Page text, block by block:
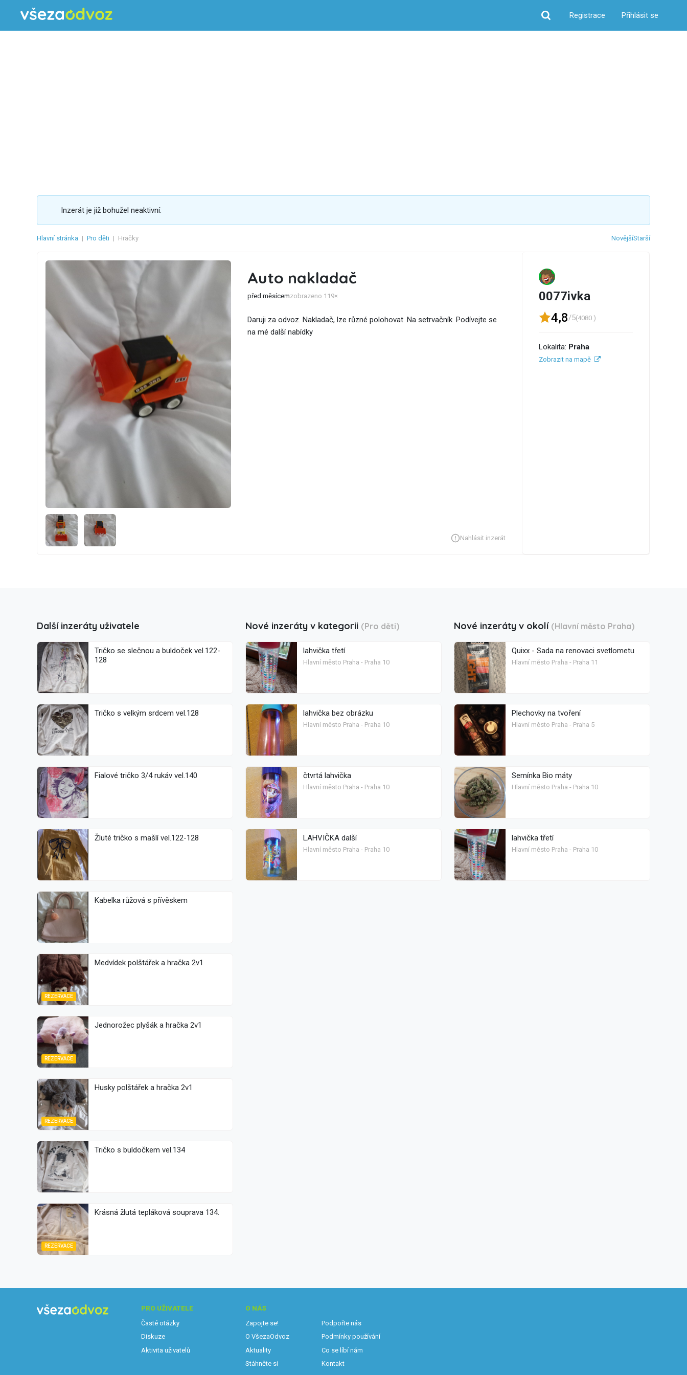
Hledat
Registrace Přihlásit se
Inzerát je již bohužel neaktivní.
Hlavní stránka | Pro děti | Hračky NovějšíStarší
Auto nakladač
před měsícemzobrazeno 119×
Daruji za odvoz. Nakladač, lze různé polohovat. Na setrvačník. Podívejte se
na mé další nabídky
Nahlásit inzerát
0077ivka
4,8/5(4080 )
Lokalita: Praha
Zobrazit na mapě
Další inzeráty uživatele
Tričko se slečnou a buldoček vel.122-
128
Tričko s velkým srdcem vel.128
Fialové tričko 3/4 rukáv vel.140
Žluté tričko s mašlí vel.122-128
Kabelka růžová s přívěskem
REZERVACE
Medvídek polštářek a hračka 2v1
REZERVACE
Jednorožec plyšák a hračka 2v1
REZERVACE
Husky polštářek a hračka 2v1
Tričko s buldočkem vel.134
REZERVACE
Krásná žlutá tepláková souprava 134.
Nové inzeráty v kategorii (Pro děti)
lahvička třetí
Hlavní město Praha - Praha 10
lahvička bez obrázku
Hlavní město Praha - Praha 10
čtvrtá lahvička
Hlavní město Praha - Praha 10
LAHVIČKA další
Hlavní město Praha - Praha 10
Nové inzeráty v okolí (Hlavní město Praha)
Quixx - Sada na renovaci svetlometu
Hlavní město Praha - Praha 11
Plechovky na tvoření
Hlavní město Praha - Praha 5
Semínka Bio máty
Hlavní město Praha - Praha 10
lahvička třetí
Hlavní město Praha - Praha 10
PRO UŽIVATELE
Časté otázky
Diskuze
Aktivita uživatelů
O NÁS
Zapojte se!
O VšezaOdvoz
Aktuality
Stáhněte si
Podpořte nás
Podmínky používání
Co se líbí nám
Kontakt